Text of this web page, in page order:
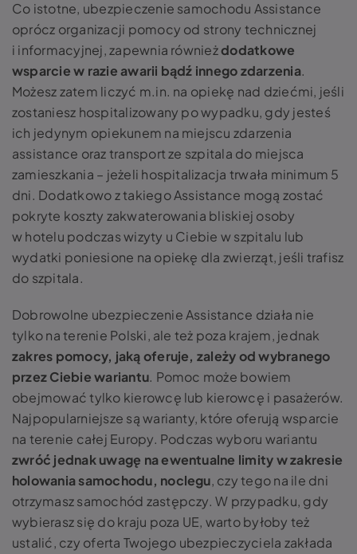
Co istotne, ubezpieczenie samochodu Assistance
oprócz organizacji pomocy od strony technicznej
i informacyjnej, zapewnia równieżdodatkowe
wsparcie w razie awarii bądź innego zdarzenia.
Możesz zatem liczyć m.in. na opiekę nad dziećmi, jeśli
zostaniesz hospitalizowany po wypadku, gdy jesteś
ich jedynym opiekunem na miejscu zdarzenia
assistance oraz transport ze szpitala do miejsca
zamieszkania – jeżeli hospitalizacja trwała minimum 5
dni. Dodatkowo z takiego Assistance mogą zostać
pokryte koszty zakwaterowania bliskiej osoby
w hotelu podczas wizyty u Ciebie w szpitalu lub
wydatki poniesione na opiekę dla zwierząt, jeśli trafisz
do szpitala.
Dobrowolne ubezpieczenie Assistance działa nie
tylko na terenie Polski, ale też poza krajem, jednak
zakres pomocy, jaką oferuje, zależy od wybranego
przez Ciebie wariantu. Pomoc może bowiem
obejmować tylko kierowcę lub kierowcę i pasażerów.
Najpopularniejsze są warianty, które oferują wsparcie
na terenie całej Europy. Podczas wyboru wariantu
zwróć jednak uwagę na ewentualne limity w zakresie
holowania samochodu, noclegu, czy tego na ile dni
otrzymasz samochód zastępczy. W przypadku, gdy
wybierasz się do kraju poza UE, warto byłoby też
ustalić, czy oferta Twojego ubezpieczyciela zakłada